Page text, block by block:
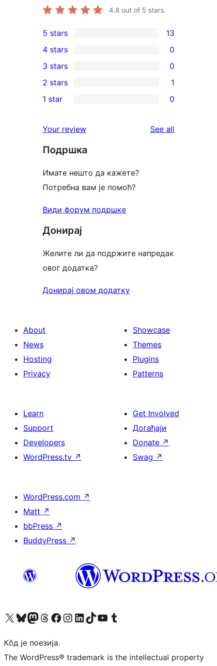
4.8 out of 5 stars.
13
5-
star
reviews
5 stars 13
4-
star
reviews
4 stars 0
0
3-
star
3 stars 0
2-
review
2 stars 1
star
reviews
1 star 0
Your review See all
Подршка
Имате нешто да кажете?
Потребна вам је помоћ?
Види форум подршке
Донирај
Желите ли да подржите напредак
овог додатка?
Донирај овом додатку
About
News
Hosting
Privacy
Showcase
Themes
Plugins
Patterns
Learn
Support
Developers
WordPress.tv ↗
Get Involved
Догађаји
Donate ↗
Swag ↗
WordPress.com ↗
Matt ↗
bbPress ↗
BuddyPress ↗
Visit our X (formerly Twitter) account
Посетите наш Bluesky налог
Visit our Mastodon account
Посетите наш налог на Threads-у Visit our Facebook page
Посетите наш Инстаграм налог
Visit our LinkedIn account
Посетите наш TikTok налог
Visit our YouTube channel
Посетите наш Tumblr налог
Кôд је поезија.
The WordPress® trademark is the intellectual property